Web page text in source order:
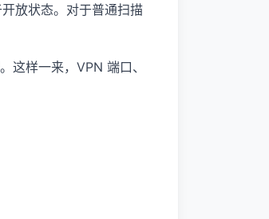
放状态。对于普通扫描
这样一来，VPN 端口、